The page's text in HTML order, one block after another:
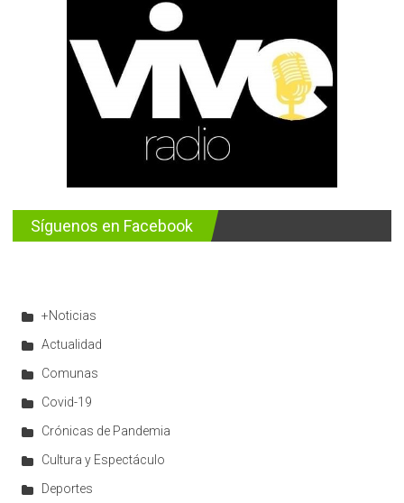
Síguenos en Facebook
+Noticias
Actualidad
Comunas
Covid-19
Crónicas de Pandemia
Cultura y Espectáculo
Deportes